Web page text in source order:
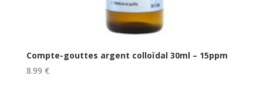
Compte-gouttes argent colloïdal 30ml – 15ppm
8.99 €